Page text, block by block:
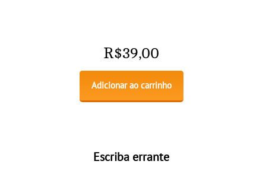
R$39,00
Adicionar ao carrinho
Escriba errante